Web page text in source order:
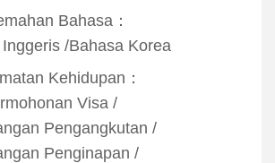
Bahasa：
/Bahasa Korea
Kehidupan：
Visa /
Pengangkutan /
Penginapan /